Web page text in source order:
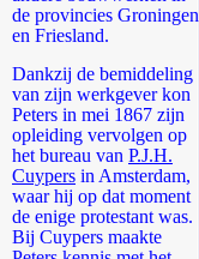
de provincies Groningen
en Friesland.
Dankzij de bemiddeling
van zijn werkgever kon
Peters in mei 1867 zijn
opleiding vervolgen op
het bureau van P.J.H.
Cuypers in Amsterdam,
waar hij op dat moment
de enige protestant was.
Bij Cuypers maakte